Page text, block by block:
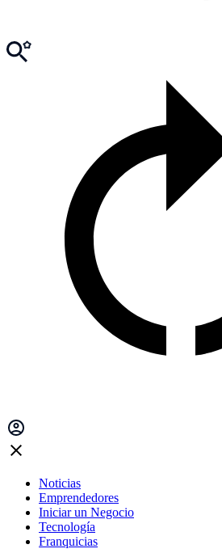
Noticias
Emprendedores
Iniciar un Negocio
Tecnología
Franquicias